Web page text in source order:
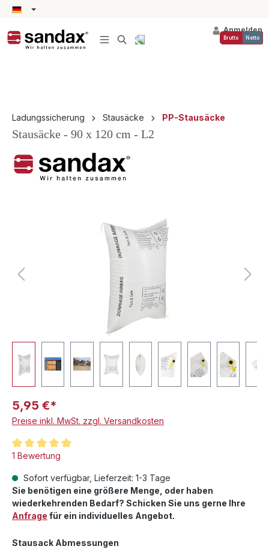
springen
Anmelden
Brutto Netto
Ladungssicherung Stausäcke PP-Stausäcke
Stausäcke - 90 x 120 cm - L2
5,95 €*
Preise inkl. MwSt. zzgl. Versandkosten
Durchschnittliche Bewertung von 5 von 5 Sternen
1 Bewertung
Sofort verfügbar, Lieferzeit: 1-3 Tage
Sie benötigen eine größere Menge, oder haben
wiederkehrenden Bedarf? Schicken Sie uns gerne Ihre
Anfrage für ein individuelles Angebot.
Stausack Abmessungen